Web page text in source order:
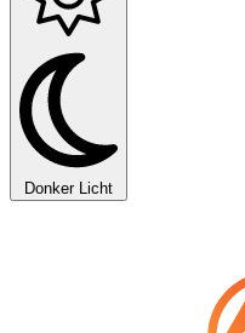
Donker Licht